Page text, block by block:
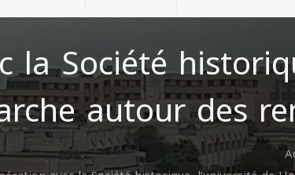
la Société
autour des